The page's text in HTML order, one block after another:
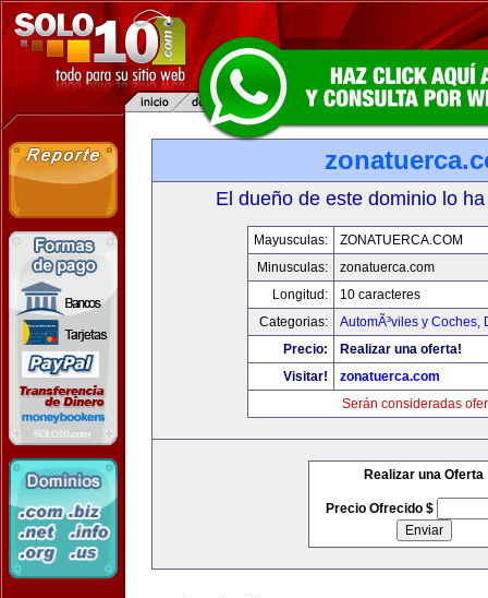
El dueño de este dominio lo
Mayusculas:
ZONATUERCA.COM
Minusculas:
zonatuerca.com
Longitud:
10 caracteres
Categorias:
AutomÃ³viles y Coches,
Precio:
Realizar una oferta!
Visitar!
zonatuerca.com
Serán consideradas
Realizar una Oferta
Precio Ofrecido $